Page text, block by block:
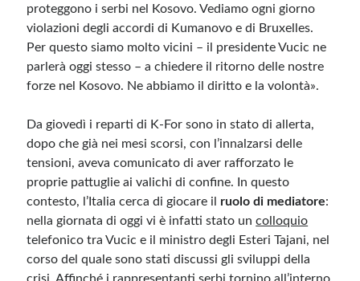
proteggono i serbi nel Kosovo. Vediamo ogni giorno
violazioni degli accordi di Kumanovo e di Bruxelles.
Per questo siamo molto vicini – il presidente Vucic ne
parlerà oggi stesso – a chiedere il ritorno delle nostre
forze nel Kosovo. Ne abbiamo il diritto e la volontà».
Da giovedì i reparti di K-For sono in stato di allerta,
dopo che già nei mesi scorsi, con l’innalzarsi delle
tensioni, aveva comunicato di aver rafforzato le
proprie pattuglie ai valichi di confine. In questo
contesto, l’Italia cerca di giocare il ruolo di mediatore:
nella giornata di oggi vi è infatti stato uncolloquio
telefonico tra Vucic e il ministro degli Esteri Tajani, nel
corso del quale sono stati discussi gli sviluppi della